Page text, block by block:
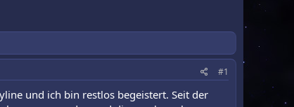
#1
und ich bin restlos begeistert. Seit der